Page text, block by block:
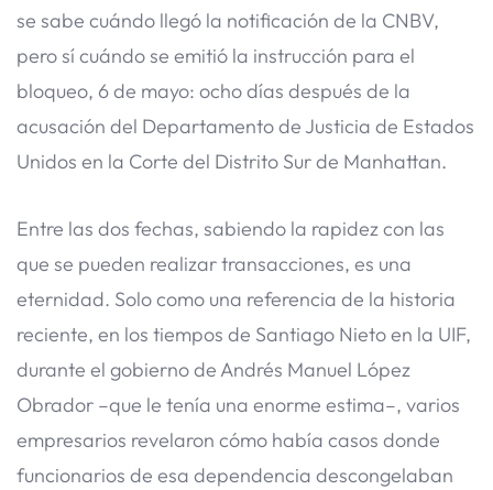
se sabe cuándo llegó la notificación de la CNBV,
pero sí cuándo se emitió la instrucción para el
bloqueo, 6 de mayo: ocho días después de la
acusación del Departamento de Justicia de Estados
Unidos en la Corte del Distrito Sur de Manhattan.
Entre las dos fechas, sabiendo la rapidez con las
que se pueden realizar transacciones, es una
eternidad. Solo como una referencia de la historia
reciente, en los tiempos de Santiago Nieto en la UIF,
durante el gobierno de Andrés Manuel López
Obrador –que le tenía una enorme estima–, varios
empresarios revelaron cómo había casos donde
funcionarios de esa dependencia descongelaban